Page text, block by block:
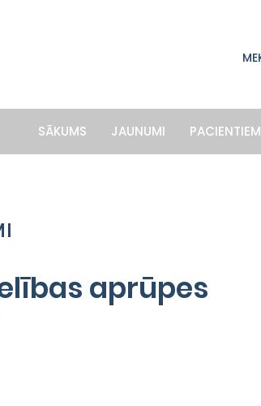
SĀKUMS JAUNUMI PACIENTIEM
aprūpes